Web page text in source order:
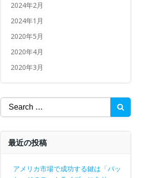
2024年2月
2024年1月
2020年5月
2020年4月
2020年3月
Search
for:
最近の投稿
アメリカ市場で成功する鍵は「パッ